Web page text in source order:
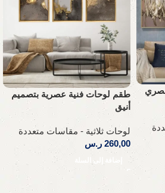
طقم لوحات فنية عصرية بتصميم
أنيق
لوحات ثلاثية - مقاسات متعددة
260,00 ر.س
إضافة إلى السلة